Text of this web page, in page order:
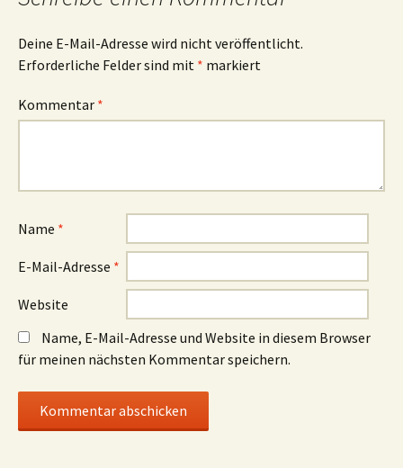
Deine E-Mail-Adresse wird nicht veröffentlicht.
Erforderliche Felder sind mit * markiert
Kommentar *
Name *
E-Mail-Adresse *
Website
Name, E-Mail-Adresse und Website in diesem Browser
für meinen nächsten Kommentar speichern.